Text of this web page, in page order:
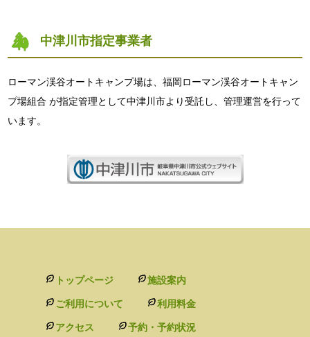
中津川市指定事業者
ローマン渓谷オートキャンプ場は、福岡ローマン渓谷オートキャン
プ場組合 が指定管理として中津川市より受託し、管理運営を行って
います。
トップページ 施設案内
ご利用について 利用料金
アクセス 予約・予約状況